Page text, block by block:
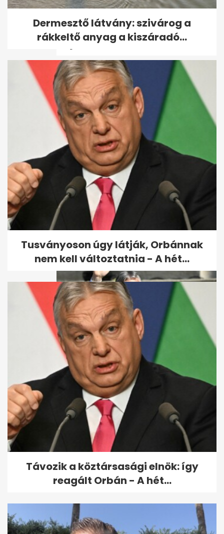
98 éves Benedek Gábor, a
legidősebb magyar olimpiai
bajnok - volt,...
Egerszegi Krisztina 50 éves
Orbán Viktorért tartanak
szentmisét a születésnapján
Budapesten
Dermesztő látvány: szivárog a
rákkeltő anyag a kiszáradó...
Tusványoson úgy látják, Orbánnak
nem kell változtatnia - A hét...
Távozik a köztársasági elnök: így
reagált Orbán - A hét...